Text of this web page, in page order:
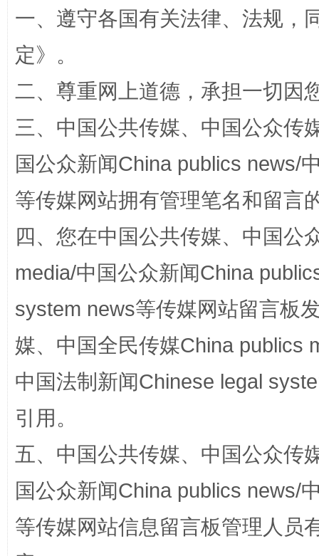
国家大学科技园优化重塑工作
扯下公款旅游的“隐身衣” 如何以
一、遵守各国有关法律、法规，
定》。
二、尊重网上道德，承担一切因
三、中国公共传媒、中国公众传
国公众新闻China publics news/
等传媒网站拥有管理笔名和留言
四、您在中国公共传媒、中国公
media/中国公众新闻China
system news等传媒网站留言板
媒、中国全民传媒China publics
中国法制新闻Chinese legal
引用。
五、中国公共传媒、中国公众传
国公众新闻China publics news/
等传媒网站信息留言板管理人员